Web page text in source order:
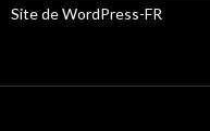
Site de WordPress-FR